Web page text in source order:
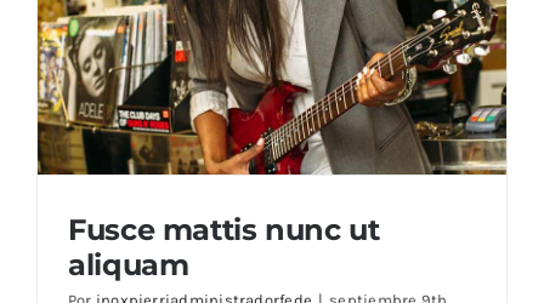
Fusce mattis nunc ut
aliquam